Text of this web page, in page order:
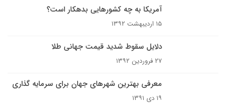
آمریکا به چه کشورهایی بدهکار است؟
۱۵ اردیبهشت ۱۳۹۲
دلایل سقوط شدید قیمت جهانی طلا
۲۷ فروردین ۱۳۹۲
معرفی بهترین شهرهای جهان برای سرمایه گذاری
۱۹ دی ۱۳۹۱